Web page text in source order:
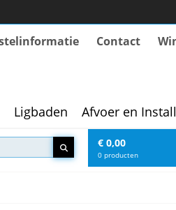
Contact
Ligbaden Afvoer en
€ 0,00
0 producten